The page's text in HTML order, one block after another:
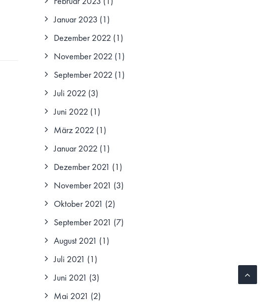
Januar 2023 (1)
Dezember 2022 (1)
November 2022 (1)
September 2022 (1)
Juli 2022 (3)
Juni 2022 (1)
März 2022 (1)
Januar 2022 (1)
Dezember 2021 (1)
November 2021 (3)
Oktober 2021 (2)
September 2021 (7)
August 2021 (1)
Juli 2021 (1)
Juni 2021 (3)
Mai 2021 (2)